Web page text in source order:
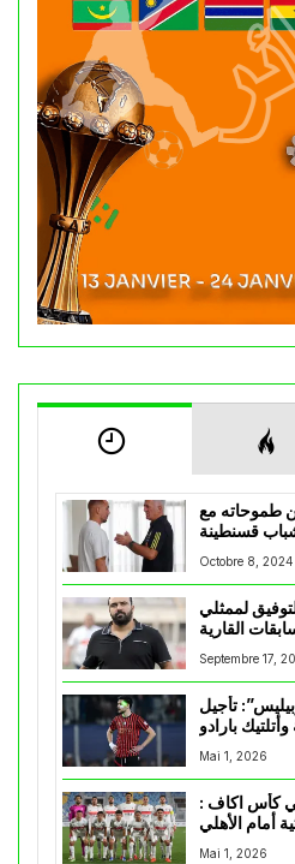
طموحاته مع
قسنطينة
Octobre 8, 2024
لممثلي
Septembre 17,
تأجيل
بارادو
Mai 1, 2026
كأس اكاف :
Mai 1, 2026